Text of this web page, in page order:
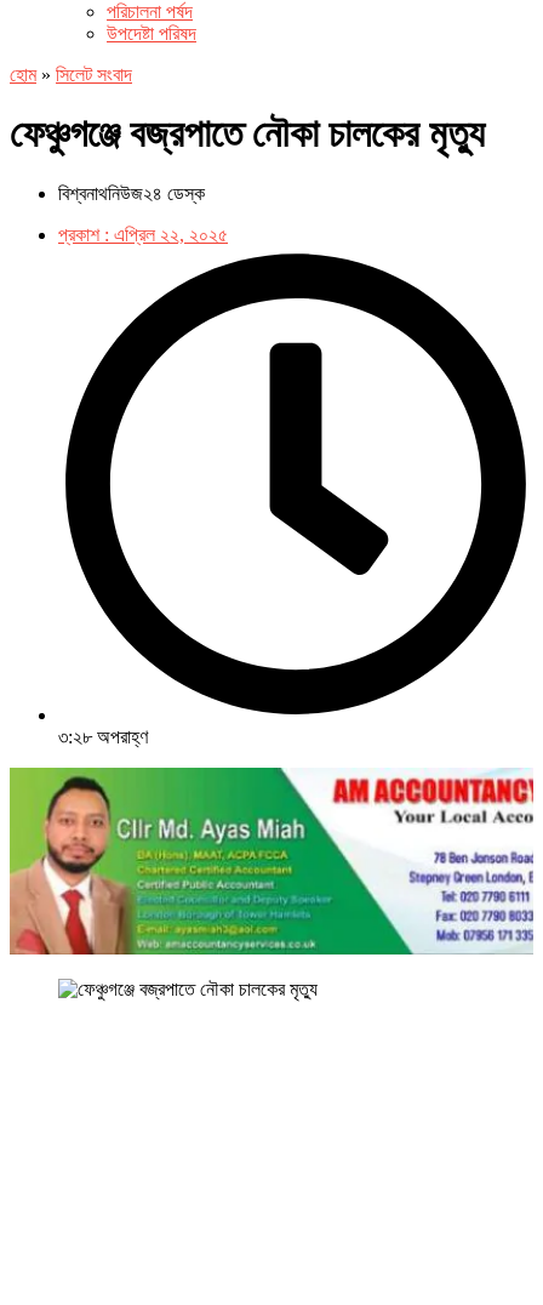
পরিচালনা পর্ষদ
উপদেষ্টা পরিষদ
হোম» সিলেট সংবাদ
ফেঞ্চুগঞ্জে বজ্রপাতে নৌকা চালকের মৃত্যু
বিশ্বনাথনিউজ২৪ ডেস্ক
প্রকাশ : এপ্রিল ২২, ২০২৫
৩:২৮ অপরাহ্ণ